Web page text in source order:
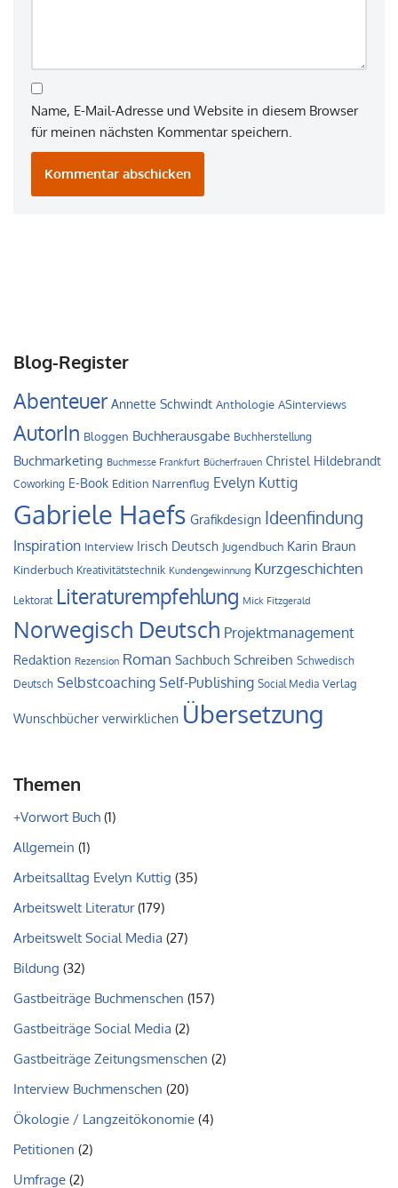
Name, E-Mail-Adresse und Website in diesem Browser
für meinen nächsten Kommentar speichern.
Blog-Register
Abenteuer Annette Schwindt Anthologie ASinterviews
AutorIn Bloggen Buchherausgabe Buchherstellung
Buchmarketing Buchmesse Frankfurt Bücherfrauen Christel Hildebrandt
Coworking E-Book Edition Narrenflug Evelyn Kuttig
Gabriele Haefs Grafikdesign Ideenfindung
Inspiration Interview Irisch Deutsch Jugendbuch Karin Braun
Kinderbuch Kreativitätstechnik Kundengewinnung Kurzgeschichten
Lektorat Literaturempfehlung Mick Fitzgerald
Norwegisch Deutsch Projektmanagement
Redaktion Rezension Roman Sachbuch Schreiben Schwedisch
Deutsch Selbstcoaching Self-Publishing Social Media Verlag
Wunschbücher verwirklichen Übersetzung
Themen
+Vorwort Buch (1)
Allgemein (1)
Arbeitsalltag Evelyn Kuttig (35)
Arbeitswelt Literatur(179)
Arbeitswelt Social Media (27)
Bildung (32)
Gastbeiträge Buchmenschen (157)
Gastbeiträge Social Media (2)
Gastbeiträge Zeitungsmenschen (2)
Interview Buchmenschen (20)
Ökologie / Langzeitökonomie (4)
Petitionen (2)
Umfrage (2)